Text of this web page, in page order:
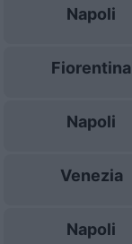
Napoli
Fiorentina
Napoli
Venezia
Napoli